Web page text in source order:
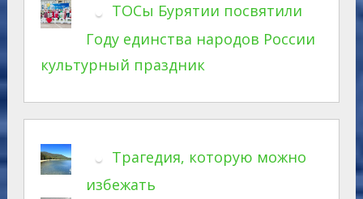
ТОСы Бурятии посвятили
Году единства народов России
культурный праздник
Трагедия, которую можно
избежать